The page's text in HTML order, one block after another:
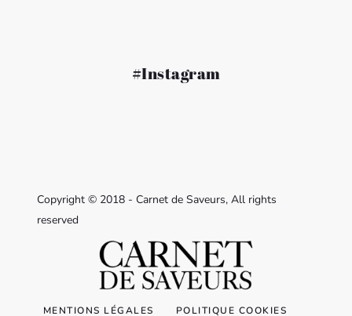
#Instagram
Copyright © 2018 - Carnet de Saveurs, All rights
reserved
MENTIONS LÉGALES POLITIQUE COOKIES